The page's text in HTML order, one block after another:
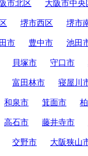
市北区 大阪市中央
堺市西区 堺市
市 豊中市 池田
貝塚市 守口市
富田林市 寝屋川
和泉市 箕面市
高石市 藤井寺市
交野市 大阪狭山